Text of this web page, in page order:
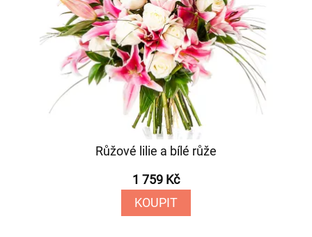
Růžové lilie a bílé růže
1 759 Kč
KOUPIT